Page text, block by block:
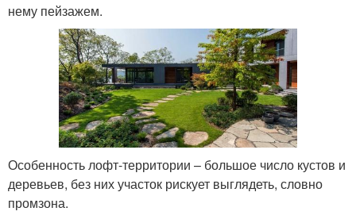
нему пейзажем.
Особенность лофт-территории – большое число кустов и
деревьев, без них участок рискует выглядеть, словно
промзона.